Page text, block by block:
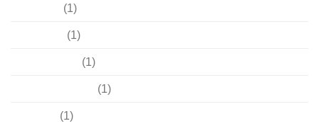
(1)
(1)
(1)
(1)
(1)